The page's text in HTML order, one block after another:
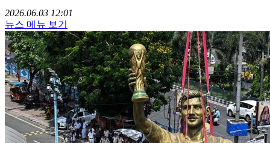
2026.06.03 12:01
뉴스 메뉴 보기